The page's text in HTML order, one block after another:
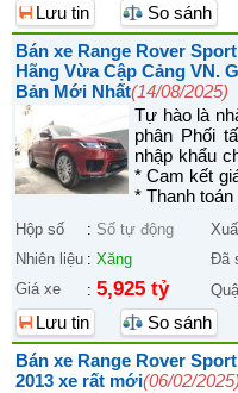
Lưu tin
So sánh
Bán xe Range Rover
Hãng Vừa Cập Cảng VN.
Bản Mới Nhất(14/08/2025)
Tự hào là
phân Phối
nhập khẩu
* Cam kết
* Thanh toán
Hộp số : Số tự động
Nhiên liệu : Xăng Đã
Giá xe
: 5,925 tỷ
Lưu tin
So sánh
Bán xe Range Rover
2013 xe rất mới(06/02/2025)